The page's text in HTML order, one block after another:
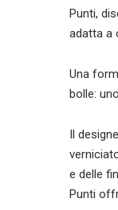
Punti,
adatta a
Una
bolle:
Il
e delle
Punti